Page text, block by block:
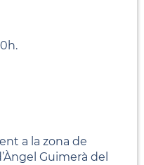
a la zona de
Guimerà del